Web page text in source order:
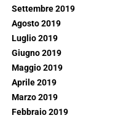
Settembre 2019
Agosto 2019
Luglio 2019
Giugno 2019
Maggio 2019
Aprile 2019
Marzo 2019
Febbraio 2019